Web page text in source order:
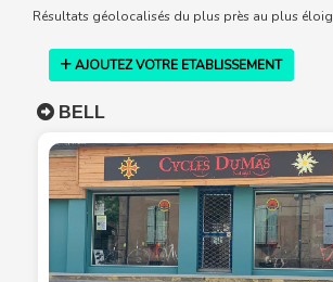
Résultats géolocalisés du plus près au plus
AJOUTEZ VOTRE ETABLISSEMENT
BELL